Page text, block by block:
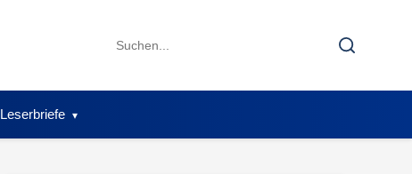
Search
Search
Leserbriefe